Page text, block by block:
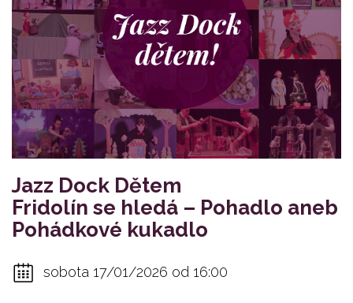
Jazz Dock Dětem
Fridolín se hledá – Pohadlo aneb
Pohádkové kukadlo
sobota 17/01/2026 od 16:00